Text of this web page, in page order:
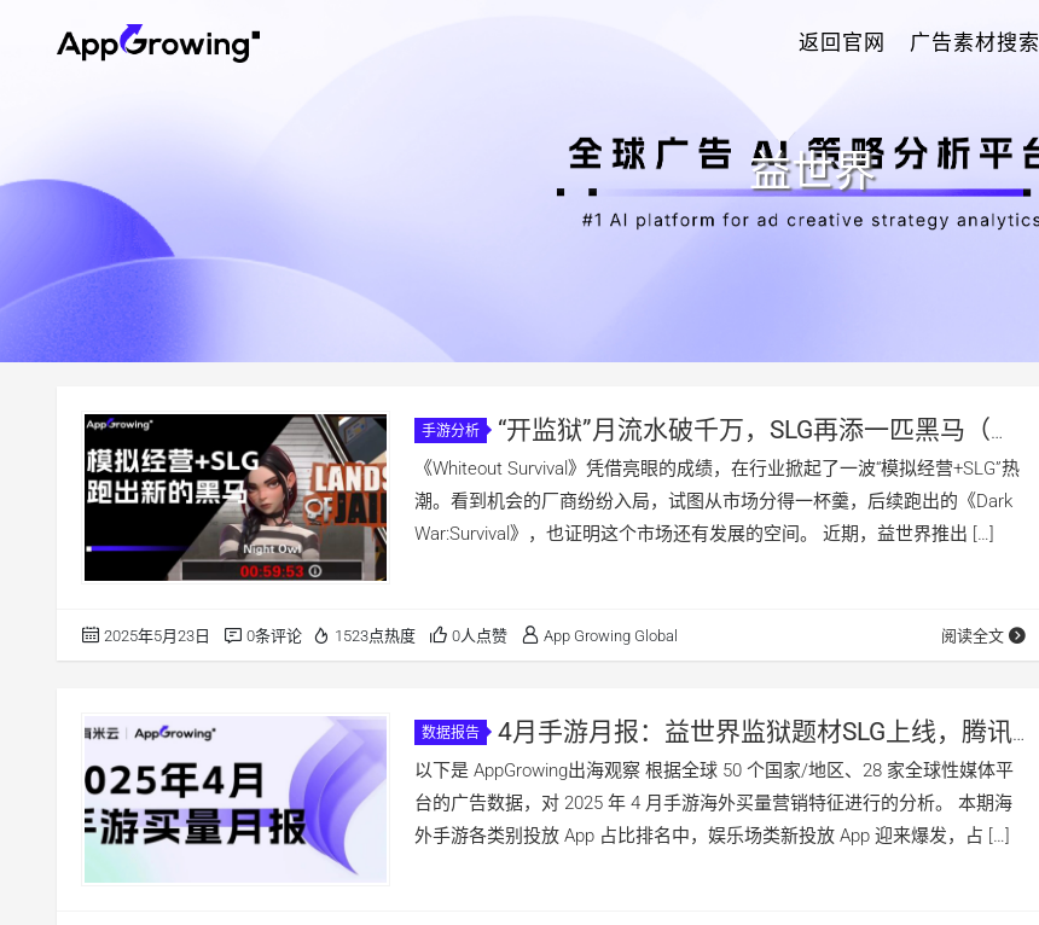
返回官网 广告素材搜索
益世界
手游分析
“开监狱”月流水破千万，SLG再添一匹黑马（文
末赠送高转化素材合集）
《Whiteout Survival》凭借亮眼的成绩，在行业掀起了一波“模拟经营+SLG”热
潮。看到机会的厂商纷纷入局，试图从市场分得一杯羹，后续跑出的《Dark
War:Survival》，也证明这个市场还有发展的空间。 近期，益世界推出 […]
2025年5月23日 0条评论 1523点热度 0人点赞 App Growing Global 阅读全文
数据报告
4月手游月报：益世界监狱题材SLG上线，腾讯
网易重磅产品角逐海外
以下是 AppGrowing出海观察 根据全球 50 个国家/地区、28 家全球性媒体平
台的广告数据，对 2025 年 4 月手游海外买量营销特征进行的分析。 本期海
外手游各类别投放 App 占比排名中，娱乐场类新投放 App 迎来爆发，占 […]